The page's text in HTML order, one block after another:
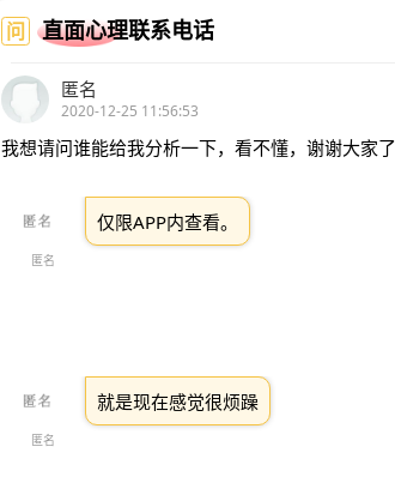
问 直面心理联系电话
匿名
2020-12-25 11:56:53
我想请问谁能给我分析一下，看不懂，谢谢大家了
匿名
仅限APP内查看。
匿名
就是现在感觉很烦躁